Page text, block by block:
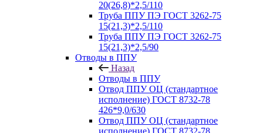
20(26,8)*2,5/110
Труба ППУ ПЭ ГОСТ 3262-75
15(21,3)*2,5/110
Труба ППУ ПЭ ГОСТ 3262-75
15(21,3)*2,5/90
Отводы в ППУ
Назад
Отводы в ППУ
Отвод ППУ ОЦ (стандартное
исполнение) ГОСТ 8732-78
426*9,0/630
Отвод ППУ ОЦ (стандартное
исполнение) ГОСТ 8732-78